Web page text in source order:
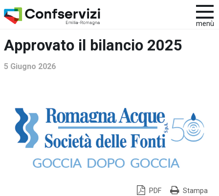
menù
Approvato il bilancio 2025
5 Giugno 2026
PDF Stampa